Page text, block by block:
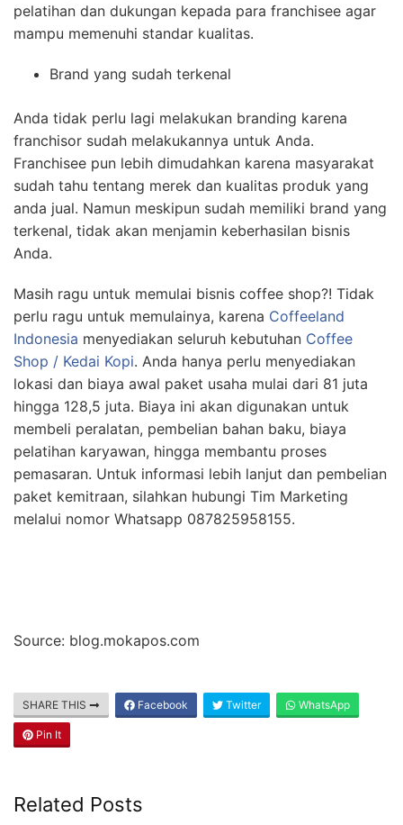
pelatihan dan dukungan kepada para franchisee agar
mampu memenuhi standar kualitas.
Brand yang sudah terkenal
Anda tidak perlu lagi melakukan branding karena
franchisor sudah melakukannya untuk Anda.
Franchisee pun lebih dimudahkan karena masyarakat
sudah tahu tentang merek dan kualitas produk yang
anda jual. Namun meskipun sudah memiliki brand yang
terkenal, tidak akan menjamin keberhasilan bisnis
Anda.
Masih ragu untuk memulai bisnis coffee shop?! Tidak
perlu ragu untuk memulainya, karena Coffeeland
Indonesia menyediakan seluruh kebutuhan Coffee
Shop / Kedai Kopi. Anda hanya perlu menyediakan
lokasi dan biaya awal paket usaha mulai dari 81 juta
hingga 128,5 juta. Biaya ini akan digunakan untuk
membeli peralatan, pembelian bahan baku, biaya
pelatihan karyawan, hingga membantu proses
pemasaran. Untuk informasi lebih lanjut dan pembelian
paket kemitraan, silahkan hubungi Tim Marketing
melalui nomor Whatsapp 087825958155.
Source: blog.mokapos.com
SHARE THIS Facebook Twitter WhatsApp
Pin It
Related Posts